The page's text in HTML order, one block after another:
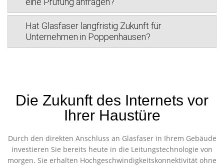
Hat Glasfaser langfristig Zukunft für
Unternehmen in Poppenhausen?
Die Zukunft des Internets vor
Ihrer Haustüre
Durch den direkten Anschluss an Glasfaser in Ihrem Gebäude
investieren Sie bereits heute in die Leitungstechnologie von
morgen. Sie erhalten Hochgeschwindigkeitskonnektivität ohne